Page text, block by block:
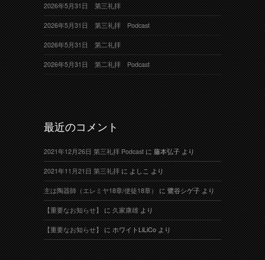
2026年5月31日 第三礼拝
2026年5月31日 第三礼拝 Podcast
2026年5月31日 第二礼拝
2026年5月31日 第二礼拝 Podcast
最近のコメント
2021年12月26日 第三礼拝 Podcastに藤本弘子より
2021年11月21日 第三礼拝によしこより
主は陶器師（エレミヤ18章/使徒18章）に鷺谷シゲ子より
【重要なお知らせ】に久家康雄より
【重要なお知らせ】にホワイトLiLiCoより